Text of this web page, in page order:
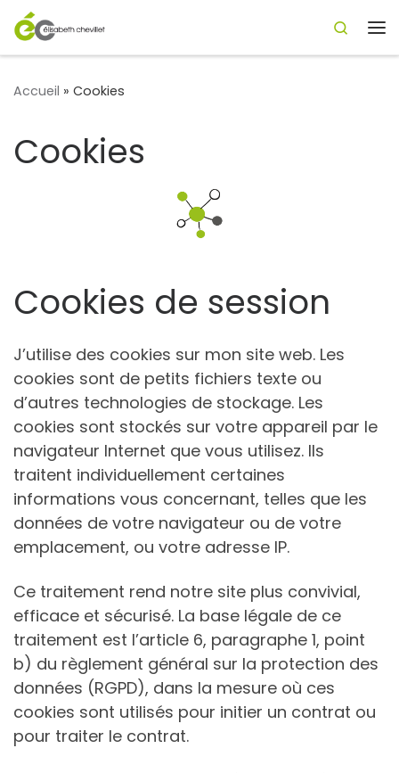
Passer au contenu
Search
Accueil » Cookies
Cookies
Cookies de session
J’utilise des cookies sur mon site web. Les
cookies sont de petits fichiers texte ou
d’autres technologies de stockage. Les
cookies sont stockés sur votre appareil par le
navigateur Internet que vous utilisez. Ils
traitent individuellement certaines
informations vous concernant, telles que les
données de votre navigateur ou de votre
emplacement, ou votre adresse IP.
Ce traitement rend notre site plus convivial,
efficace et sécurisé. La base légale de ce
traitement est l’article 6, paragraphe 1, point
b) du règlement général sur la protection des
données (RGPD), dans la mesure où ces
cookies sont utilisés pour initier un contrat ou
pour traiter le contrat.